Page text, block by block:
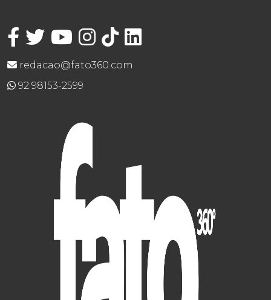
redacao@fato360.com
92 98153-2599